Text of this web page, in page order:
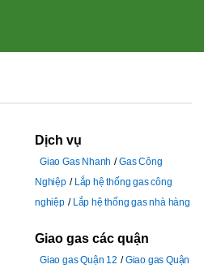
Dịch vụ
Giao Gas Nhanh
Gas Công
Nghiệp
Lắp hệ thống gas công
nghiệp
Lắp hệ thống gas nhà hàng
Giao gas các quận
Giao gas Quận 12
Giao gas Quận